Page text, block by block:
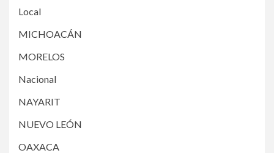
Local
MICHOACÁN
MORELOS
Nacional
NAYARIT
NUEVO LEÓN
OAXACA